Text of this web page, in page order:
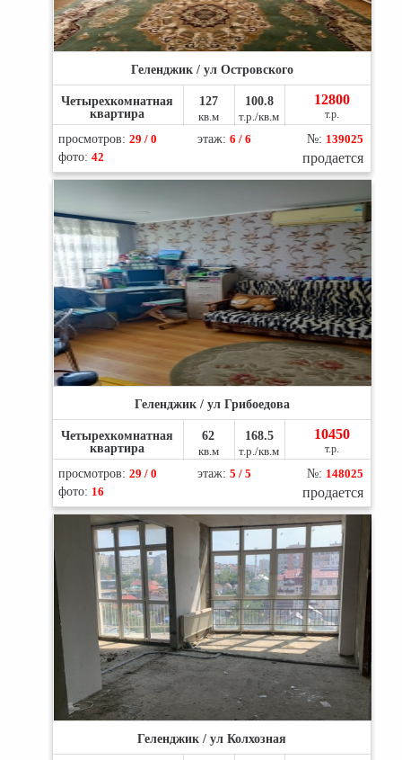
Геленджик / ул Островского
Четырехкомнатная
квартира
127
кв.м
100.8
т.р./кв.м
12800
т.р.
просмотров:29 / 0 этаж:6 / 6 №: 139025
фото:42 продается
Геленджик / ул Грибоедова
Четырехкомнатная
квартира
62
кв.м
168.5
т.р./кв.м
10450
т.р.
просмотров:29 / 0 этаж:5 / 5 №: 148025
фото: 16 продается
Геленджик / ул Колхозная